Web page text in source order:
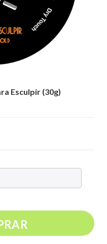
Esculpir (30g)